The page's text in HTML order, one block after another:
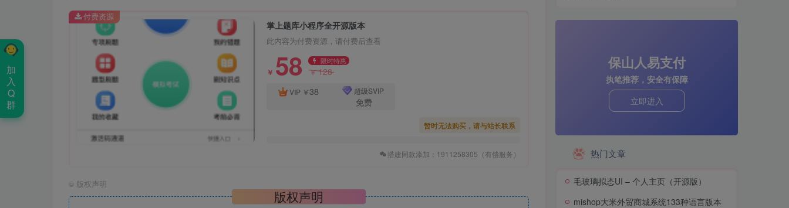
掌上题库小程序全开源版本
此内容为付费资源，请付费后查看
￥ 58 限时特惠
￥128
VIP ￥38 超级SVIP
免费
暂时无法购买，请与站长联系
搭建同款添加：1911258305（有偿服务）
付费资源
© 版权声明
版权声明
保山人易支付
执笔推荐，安全有保障
立即进入
热门文章
毛玻璃拟态UI – 个人主页（开源版）
mishop大米外贸商城系统133种语言版本
加
入
Q
群